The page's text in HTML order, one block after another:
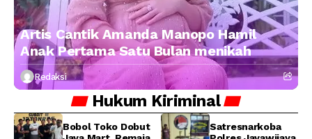
Artis Cantik Amanda Manopo Hamil
Anak Pertama Satu Bulan menikah
Redaksi
Hukum Kiriminal
Bobol Toko Dobut
Satresnarkoba